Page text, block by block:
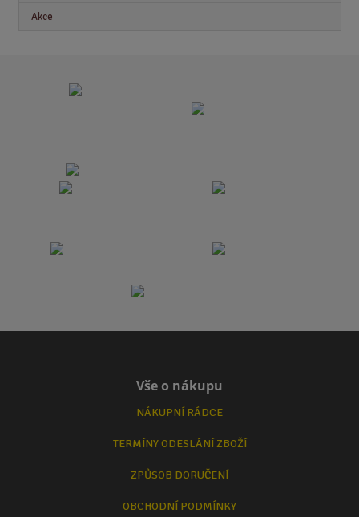
Akce
Vše o nákupu
NÁKUPNÍ RÁDCE
TERMÍNY ODESLÁNÍ ZBOŽÍ
ZPŮSOB DORUČENÍ
OBCHODNÍ PODMÍNKY